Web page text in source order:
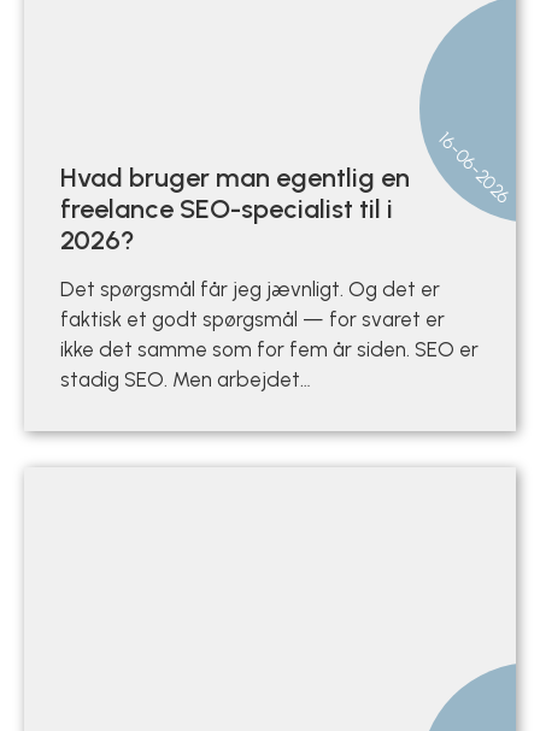
16-06-2026
Hvad bruger man egentlig en
freelance SEO-specialist til i
2026?
Det spørgsmål får jeg jævnligt. Og det er
faktisk et godt spørgsmål — for svaret er
ikke det samme som for fem år siden. SEO er
stadig SEO. Men arbejdet…